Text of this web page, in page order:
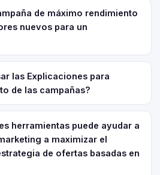
de máximo rendimiento
nuevos para un
las Explicaciones para
de las campañas?
herramientas puede ayudar a
a maximizar el
de ofertas basadas en